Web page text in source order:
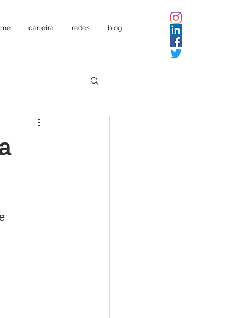
carreira redes blog